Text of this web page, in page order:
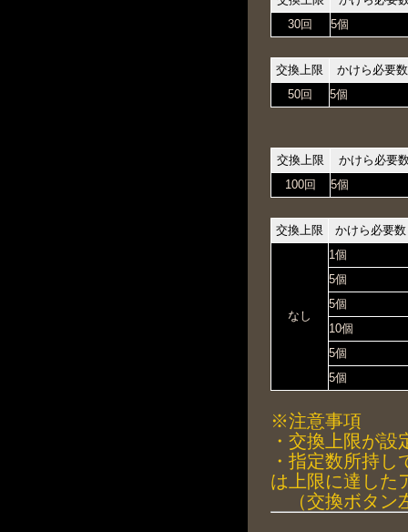
30回
5個
交換上限
かけら必要数
50回
5個
交換上限
かけら必要
100回
5個
交換上限 かけら必要数
なし
1個
5個
5個
10個
5個
5個
※注意事項
・交換上限が
・指定数所持
は上限に達した
（交換ボタン